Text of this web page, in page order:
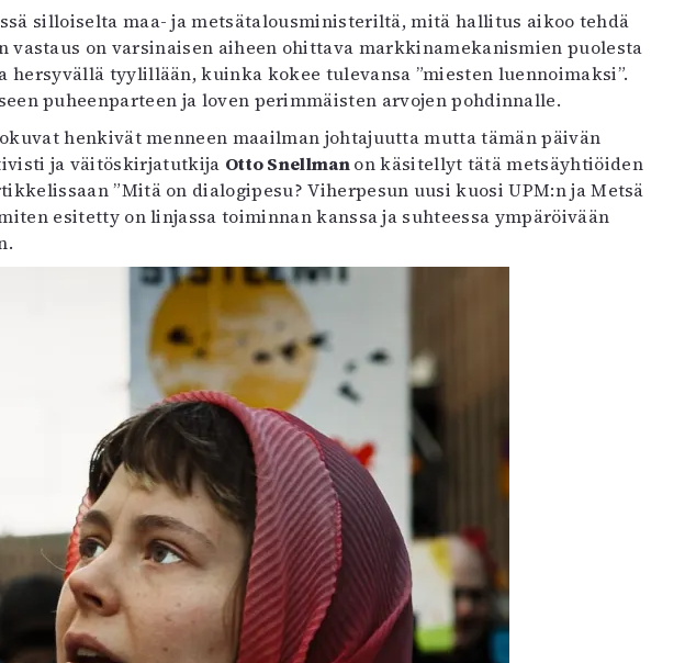
silloiselta maa- ja metsätalousministeriltä, mitä hallitus aikoo tehdä
on varsinaisen aiheen ohittava markkinamekanismien puolesta
tyylillään, kuinka kokee tulevansa ”miesten luennoimaksi”.
puheenparteen ja loven perimmäisten arvojen pohdinnalle.
henkivät menneen maailman johtajuutta mutta tämän päivän
ja väitöskirjatutkija Otto Snellmanon käsitellyt tätä metsäyhtiöiden
”Mitä on dialogipesu? Viherpesun uusi kuosi UPM:n ja Metsä
esitetty on linjassa toiminnan kanssa ja suhteessa ympäröivään